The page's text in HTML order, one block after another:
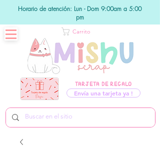
Horario de atención: Lun - Dom 9:00am a 5:00
pm
TARJETA DE REGALO
Envía una tarjeta ya !
Carrito